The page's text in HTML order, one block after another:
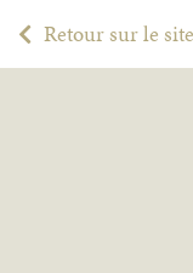
Retour sur le site